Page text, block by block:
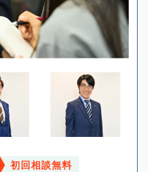
初回相談無料